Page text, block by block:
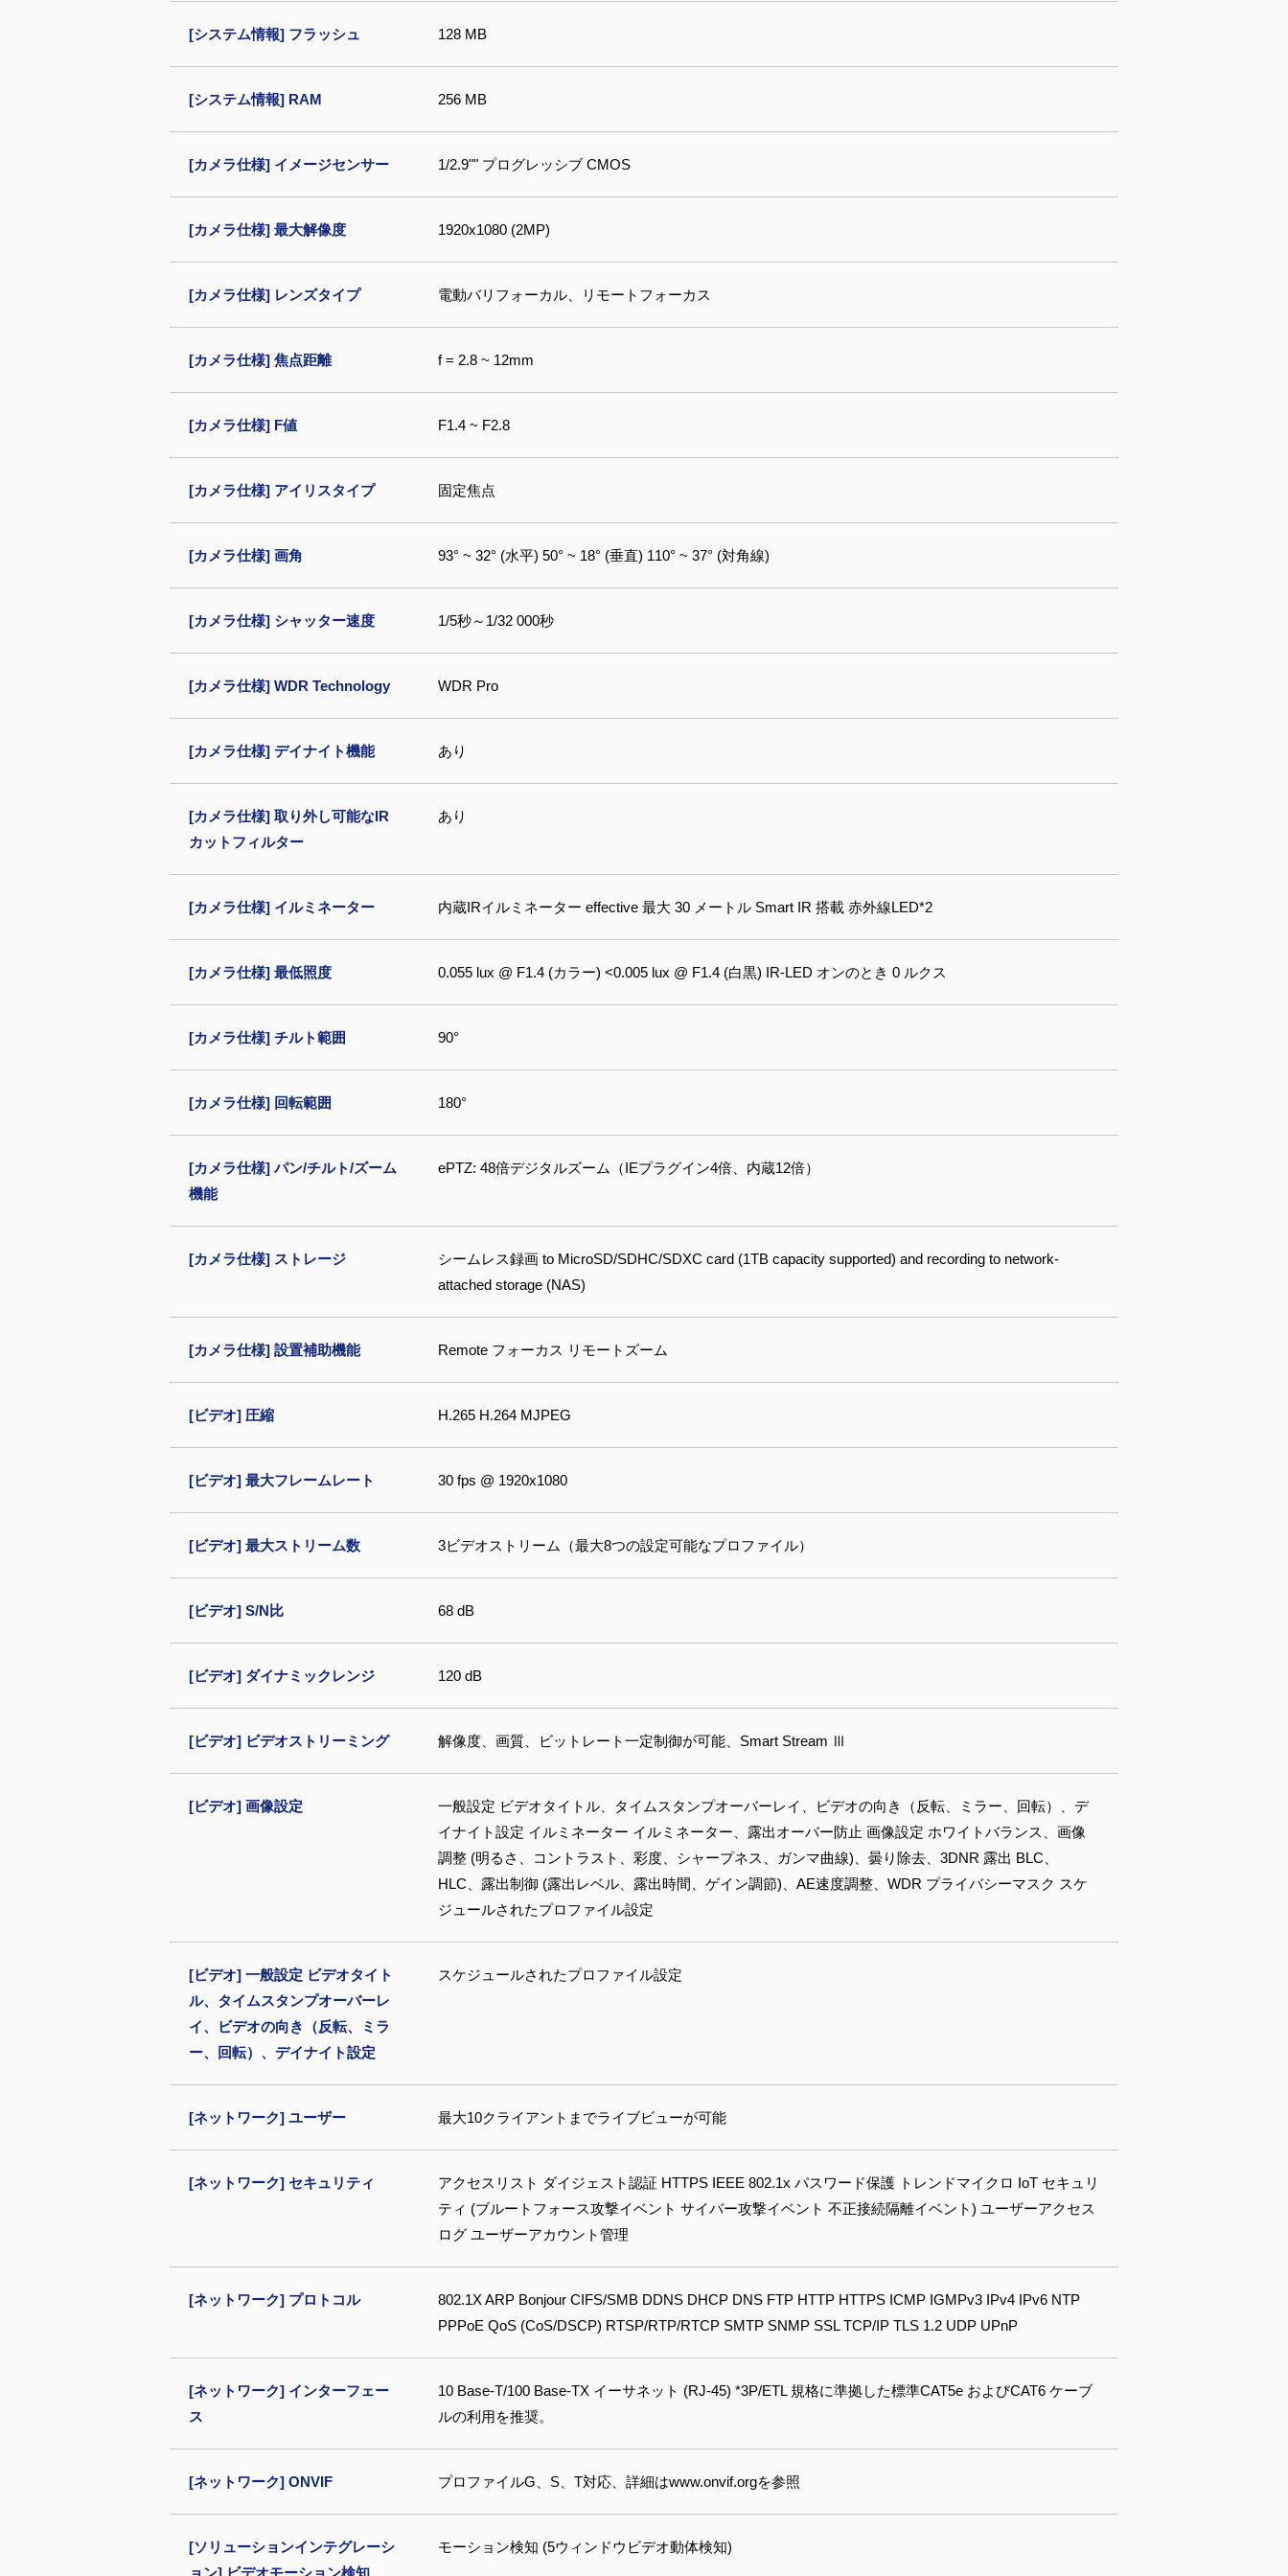
[システム情報] フラッシュ 128 MB
[システム情報] RAM 256 MB
[カメラ仕様] イメージセンサー 1/2.9"" プログレッシブ CMOS
[カメラ仕様] 最大解像度 1920x1080 (2MP)
[カメラ仕様] レンズタイプ 電動バリフォーカル、リモートフォーカス
[カメラ仕様] 焦点距離 f = 2.8 ~ 12mm
[カメラ仕様] F値 F1.4 ~ F2.8
[カメラ仕様] アイリスタイプ 固定焦点
[カメラ仕様] 画角 93° ~ 32° (水平) 50° ~ 18° (垂直) 110° ~ 37° (対角線)
[カメラ仕様] シャッター速度 1/5秒～1/32 000秒
[カメラ仕様] WDR Technology WDR Pro
[カメラ仕様] デイナイト機能 あり
[カメラ仕様] 取り外し可能なIR
カットフィルター
あり
[カメラ仕様] イルミネーター 内蔵IRイルミネーター effective 最大 30 メートル Smart IR 搭載 赤外線LED*2
[カメラ仕様] 最低照度 0.055 lux @ F1.4 (カラー) <0.005 lux @ F1.4 (白黒) IR‐LED オンのとき 0 ルクス
[カメラ仕様] チルト範囲 90°
[カメラ仕様] 回転範囲 180°
[カメラ仕様] パン/チルト/ズーム
機能
ePTZ: 48倍デジタルズーム（IEプラグイン4倍、内蔵12倍）
[カメラ仕様] ストレージ
シームレス録画 to MicroSD/SDHC/SDXC card (1TB capacity supported) and recording to network-
attached storage (NAS)
[カメラ仕様] 設置補助機能 Remote フォーカス リモートズーム
[ビデオ] 圧縮 H.265 H.264 MJPEG
[ビデオ] 最大フレームレート 30 fps @ 1920x1080
[ビデオ] 最大ストリーム数 3ビデオストリーム（最大8つの設定可能なプロファイル）
[ビデオ] S/N比 68 dB
[ビデオ] ダイナミックレンジ 120 dB
[ビデオ] ビデオストリーミング 解像度、画質、ビットレート一定制御が可能、Smart Stream Ⅲ
[ビデオ] 画像設定
一般設定 ビデオタイトル、タイムスタンプオーバーレイ、ビデオの向き（反転、ミラー、回転）、デ
イナイト設定 イルミネーター イルミネーター、露出オーバー防止 画像設定 ホワイトバランス、画像
調整 (明るさ、コントラスト、彩度、シャープネス、ガンマ曲線)、曇り除去、3DNR 露出 BLC、
HLC、露出制御 (露出レベル、露出時間、ゲイン調節)、AE速度調整、WDR プライバシーマスク スケ
ジュールされたプロファイル設定
[ビデオ] 一般設定 ビデオタイト
ル、タイムスタンプオーバーレ
イ、ビデオの向き（反転、ミラ
ー、回転）、デイナイト設定
スケジュールされたプロファイル設定
[ネットワーク] ユーザー 最大10クライアントまでライブビューが可能
[ネットワーク] セキュリティ
アクセスリスト ダイジェスト認証 HTTPS IEEE 802.1x パスワード保護 トレンドマイクロ IoT セキュリ
ティ (ブルートフォース攻撃イベント サイバー攻撃イベント 不正接続隔離イベント) ユーザーアクセス
ログ ユーザーアカウント管理
[ネットワーク] プロトコル
802.1X ARP Bonjour CIFS/SMB DDNS DHCP DNS FTP HTTP HTTPS ICMP IGMPv3 IPv4 IPv6 NTP
PPPoE QoS (CoS/DSCP) RTSP/RTP/RTCP SMTP SNMP SSL TCP/IP TLS 1.2 UDP UPnP
[ネットワーク] インターフェー
ス
10 Base-T/100 Base-TX イーサネット (RJ-45) *3P/ETL 規格に準拠した標準CAT5e およびCAT6 ケーブ
ルの利用を推奨。
[ネットワーク] ONVIF プロファイルG、S、T対応、詳細はwww.onvif.orgを参照
[ソリューションインテグレーシ
ョン] ビデオモーション検知
モーション検知 (5ウィンドウビデオ動体検知)